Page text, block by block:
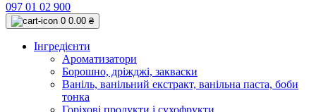
097 01 02 900
0 0.00 ₴
Інгредієнти
Ароматизатори
Борошно, дріжджі, закваски
Ваніль, ванільний екстракт, ванільна паста, боби
тонка
Горіхові продукти і сухофрукти